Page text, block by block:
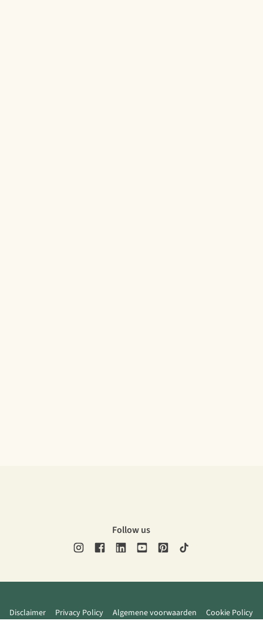
Follow us
Disclaimer Privacy Policy Algemene voorwaarden Cookie Policy